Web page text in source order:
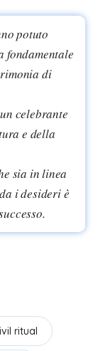
potuto
fondamentale
di
celebrante
e della
sia in linea
i desideri è
ritual